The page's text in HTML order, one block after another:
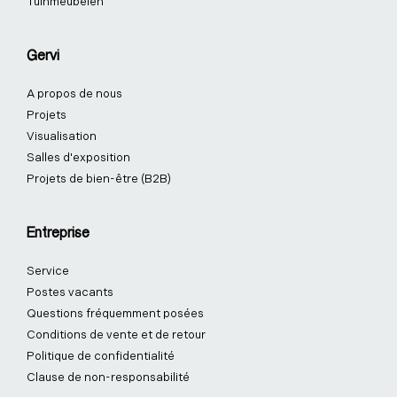
Gervi
A propos de nous
Projets
Visualisation
Salles d'exposition
Projets de bien-être (B2B)
Entreprise
Service
Postes vacants
Questions fréquemment posées
Conditions de vente et de retour
Politique de confidentialité
Clause de non-responsabilité